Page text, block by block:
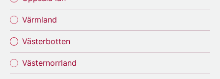
Värmland
Västerbotten
Västernorrland